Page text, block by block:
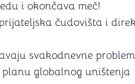
i okončava meč!
čudovišta i
svakodnevne
globalnog uništenja